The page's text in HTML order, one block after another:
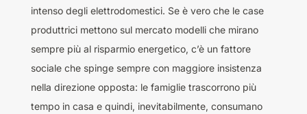
intenso degli elettrodomestici. Se è vero che le case
produttrici mettono sul mercato modelli che mirano
sempre più al risparmio energetico, c’è un fattore
sociale che spinge sempre con maggiore insistenza
nella direzione opposta: le famiglie trascorrono più
tempo in casa e quindi, inevitabilmente, consumano